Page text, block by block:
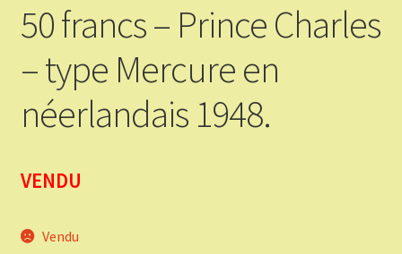
Panier
50 francs – Prince Charles
– type Mercure en
néerlandais 1948.
VENDU
Vendu